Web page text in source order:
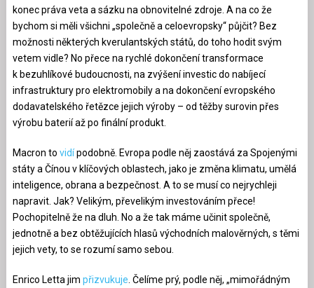
konec práva veta a sázku na obnovitelné zdroje. A na co že
bychom si měli všichni „společně a celoevropsky“ půjčit? Bez
možnosti některých kverulantských států, do toho hodit svým
vetem vidle? No přece na rychlé dokončení transformace
k bezuhlíkové budoucnosti, na zvýšení investic do nabíjecí
infrastruktury pro elektromobily a na dokončení evropského
dodavatelského řetězce jejich výroby – od těžby surovin přes
výrobu baterií až po finální produkt.
Macron to vidípodobně. Evropa podle něj zaostává za Spojenými
státy a Čínou v klíčových oblastech, jako je změna klimatu, umělá
inteligence, obrana a bezpečnost. A to se musí co nejrychleji
napravit. Jak? Velikým, převelikým investováním přece!
Pochopitelně že na dluh. No a že tak máme učinit společně,
jednotně a bez obtěžujících hlasů východních malověrných, s těmi
jejich vety, to se rozumí samo sebou.
Enrico Letta jim přizvukuje . Čelíme prý, podle něj, „mimořádným